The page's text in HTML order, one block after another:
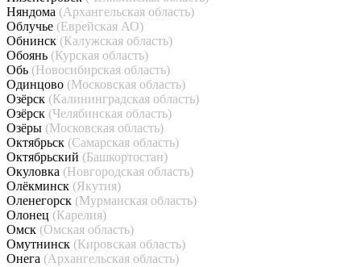
Няндома (Архангельская область)
Облучье (Еврейская АО)
Обнинск (Калужская область)
Обоянь (Курская область)
Обь (Новосибирская область)
Одинцово (Московская область)
Озёрск (Калининградская область)
Озёрск (Челябинская область)
Озёры (Московская область)
Октябрьск (Самарская область)
Октябрьский (Башкортостан)
Окуловка (Новгородская область)
Олёкминск (Якутия)
Оленегорск (Мурманская область)
Олонец (Карелия)
Омск (Омская область)
Омутнинск (Кировская область)
Онега (Архангельская область)